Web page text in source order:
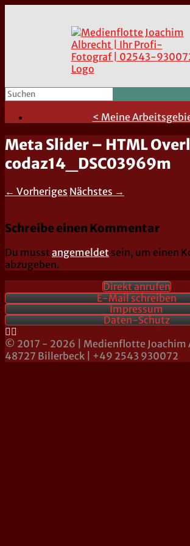
< Meine
Meta Slider – HTML
codaz14_DSC03969m
← Vorheriges Nächstes →
Schreibe einen Kommentar
Du musst angemeldet sein, um einen
abzugeben.
Direkt anrufen
E-Mail schreiben
Impressum
Daten-Schutz
© 2017 - 2026 | Medienflotte Joachim
48727 Billerbeck | +49 2543 930072